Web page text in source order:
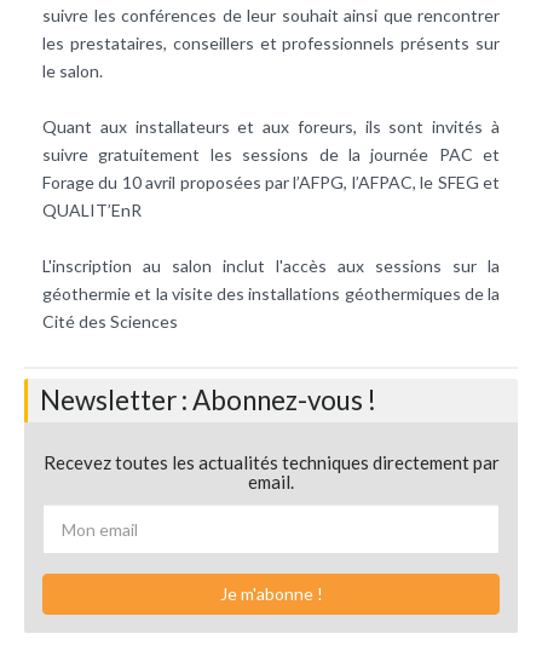
suivre les conférences de leur souhait ainsi que rencontrer
les prestataires, conseillers et professionnels présents sur
le salon.
Quant aux installateurs et aux foreurs, ils sont invités à
suivre gratuitement les sessions de la journée PAC et
Forage du 10 avril proposées par l’AFPG, l’AFPAC, le SFEG et
QUALIT’EnR
L'inscription au salon inclut l'accès aux sessions sur la
géothermie et la visite des installations géothermiques de la
Cité des Sciences
Newsletter : Abonnez-vous !
Recevez toutes les actualités techniques directement par
email.
Je m'abonne !